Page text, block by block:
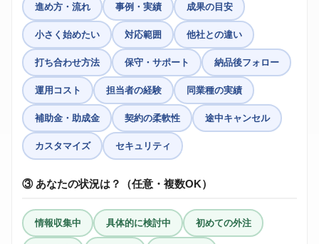
進め方・流れ 事例・実績 成果の目安
小さく始めたい 対応範囲 他社との違い
打ち合わせ方法 保守・サポート 納品後フォロー
運用コスト 担当者の経験 同業種の実績
補助金・助成金 契約の柔軟性 途中キャンセル
カスタマイズ セキュリティ
③ あなたの状況は？（任意・複数OK）
情報収集中 具体的に検討中 初めての外注